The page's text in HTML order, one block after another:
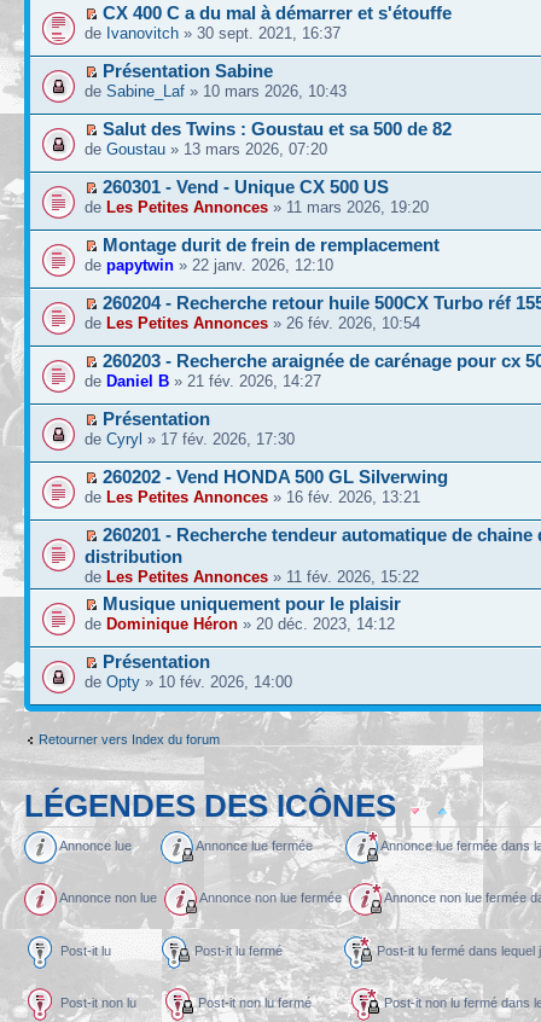
CX 400 C a du mal à démarrer et s'étouffe
de Ivanovitch » 30 sept. 2021, 16:37
Présentation Sabine
de Sabine_Laf » 10 mars 2026, 10:43
Salut des Twins : Goustau et sa 500 de 82
de Goustau » 13 mars 2026, 07:20
260301 - Vend - Unique CX 500 US
de Les Petites Annonces » 11 mars 2026, 19:20
Montage durit de frein de remplacement
de papytwin » 22 janv. 2026, 12:10
260204 - Recherche retour huile 500CX Turbo réf
de Les Petites Annonces » 26 fév. 2026, 10:54
260203 - Recherche araignée de carénage pour cx
de Daniel B » 21 fév. 2026, 14:27
Présentation
de Cyryl » 17 fév. 2026, 17:30
260202 - Vend HONDA 500 GL Silverwing
de Les Petites Annonces » 16 fév. 2026, 13:21
260201 - Recherche tendeur automatique de chaine
distribution
de Les Petites Annonces » 11 fév. 2026, 15:22
Musique uniquement pour le plaisir
de Dominique Héron » 20 déc. 2023, 14:12
Présentation
de Opty » 10 fév. 2026, 14:00
Retourner vers Index du forum
LÉGENDES DES ICÔNES
Annonce lue Annonce lue fermée Annonce lue fermée
Annonce non lue Annonce non lue fermée Annonce non lue fermée
Post-it lu Post-it lu fermé Post-it lu fermé dans
Post-it non lu Post-it non lu fermé Post-it non lu fermé